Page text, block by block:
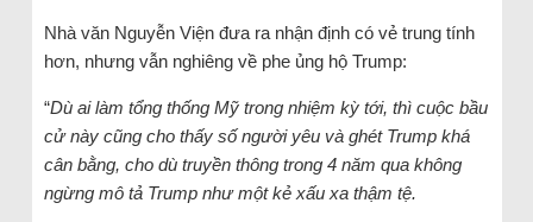
Nhà văn Nguyễn Viện đưa ra nhận định có vẻ trung tính
hơn, nhưng vẫn nghiêng về phe ủng hộ Trump:
“Dù ai làm tổng thống Mỹ trong nhiệm kỳ tới, thì cuộc bầu
cử này cũng cho thấy số người yêu và ghét Trump khá
cân bằng, cho dù truyền thông trong 4 năm qua không
ngừng mô tả Trump như một kẻ xấu xa thậm tệ.